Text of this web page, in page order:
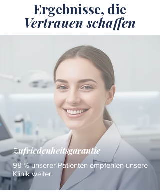
Ergebnisse, die
Vertrauen schaffen
Zufriedenheitsgarantie
98 % unserer Patienten empfehlen unsere
Klinik weiter.